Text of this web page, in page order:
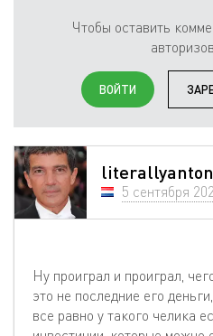
Чтобы оставить
ВОЙТИ
5 сентября
Ну проиграл и проиграл,
это не последние его
все равно у такого челика